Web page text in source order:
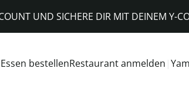
UND SICHERE DIR MIT DEINEM Y-
Essen bestellenRestaurant anmelden |